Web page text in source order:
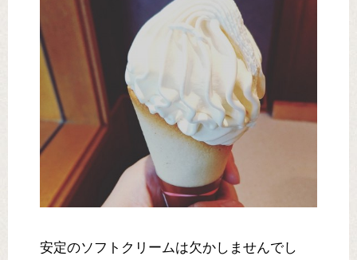
安定のソフトクリームは欠かしませんでし